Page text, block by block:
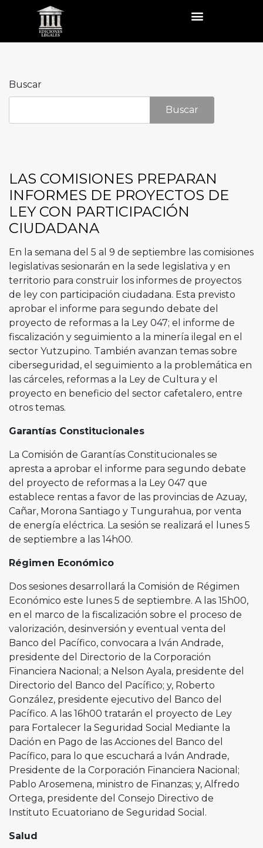
Buscar
Buscar
LAS COMISIONES PREPARAN
INFORMES DE PROYECTOS DE
LEY CON PARTICIPACIÓN
CIUDADANA
En la semana del 5 al 9 de septiembre las comisiones
legislativas sesionarán en la sede legislativa y en
territorio para construir los informes de proyectos
de ley con participación ciudadana. Esta previsto
aprobar el informe para segundo debate del
proyecto de reformas a la Ley 047; el informe de
fiscalización y seguimiento a la minería ilegal en el
sector Yutzupino. También avanzan temas sobre
ciberseguridad, el seguimiento a la problemática en
las cárceles, reformas a la Ley de Cultura y el
proyecto en beneficio del sector cafetalero, entre
otros temas.
Garantías Constitucionales
La Comisión de Garantías Constitucionales se
apresta a aprobar el informe para segundo debate
del proyecto de reformas a la Ley 047 que
establece rentas a favor de las provincias de Azuay,
Cañar, Morona Santiago y Tungurahua, por venta
de energía eléctrica. La sesión se realizará el lunes 5
de septiembre a las 14h00.
Régimen Económico
Dos sesiones desarrollará la Comisión de Régimen
Económico este lunes 5 de septiembre. A las 15h00,
en el marco de la fiscalización sobre el proceso de
valorización, desinversión y eventual venta del
Banco del Pacífico, convocara a Iván Andrade,
presidente del Directorio de la Corporación
Financiera Nacional; a Nelson Ayala, presidente del
Directorio del Banco del Pacífico; y, Roberto
González, presidente ejecutivo del Banco del
Pacífico. A las 16h00 tratarán el proyecto de Ley
para Fortalecer la Seguridad Social Mediante la
Dación en Pago de las Acciones del Banco del
Pacífico, para lo que escuchará a Iván Andrade,
Presidente de la Corporación Financiera Nacional;
Pablo Arosemena, ministro de Finanzas; y, Alfredo
Ortega, presidente del Consejo Directivo de
Instituto Ecuatoriano de Seguridad Social.
Salud